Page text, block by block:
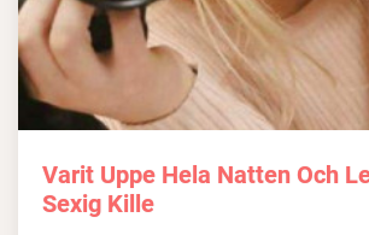
Varit Uppe Hela Natten Och
Sexig Kille